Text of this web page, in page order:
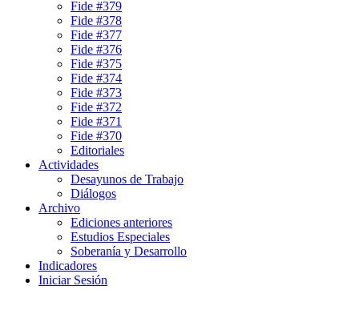
Fide #379
Fide #378
Fide #377
Fide #376
Fide #375
Fide #374
Fide #373
Fide #372
Fide #371
Fide #370
Editoriales
Actividades
Desayunos de Trabajo
Diálogos
Archivo
Ediciones anteriores
Estudios Especiales
Soberanía y Desarrollo
Indicadores
Iniciar Sesión